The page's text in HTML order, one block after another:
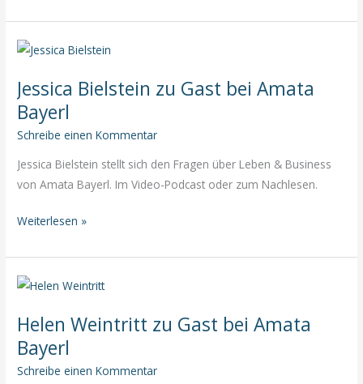
zu
Gast
Amata
Bayerl
Jessica Bielstein zu Gast bei Amata
Bayerl
Schreibe einen Kommentar
Jessica Bielstein stellt sich den Fragen über Leben & Business
von Amata Bayerl. Im Video-Podcast oder zum Nachlesen.
Jessica
zu
Gast
Amata
Bayerl
Weiterlesen »
Helen Weintritt zu Gast bei Amata
Bayerl
Schreibe einen Kommentar